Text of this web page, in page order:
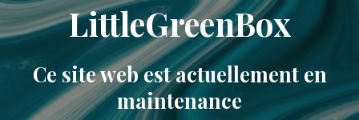
LittleGreenBox
Ce site web est actuellement en
maintenance